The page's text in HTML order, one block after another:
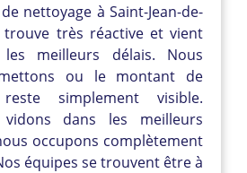
nettoyage à Saint-Jean-de-
trouve très réactive et vient
meilleurs délais. Nous
ou le montant de
simplement visible.
vidons dans les meilleurs
occupons complètement
équipes se trouvent être à